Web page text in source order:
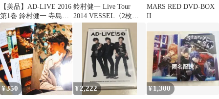
【美品】AD-LIVE 2016
第1巻 鈴村健一 寺島拓
篤 Blu-ray
鈴村健一 Live Tour
2014 VESSEL〈2枚
MARS RED DVD-BOX
II
¥350 ¥ 2,222 ¥1,300